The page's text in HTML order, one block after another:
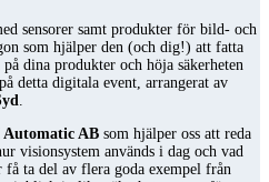
sensorer samt produkter för bild- och
som hjälper den (och dig!) att fatta
dina produkter och höja säkerheten
detta digitala event, arrangerat av
Automatic AB som hjälper oss att reda
visionsystem används i dag och vad
ta del av flera goda exempel från